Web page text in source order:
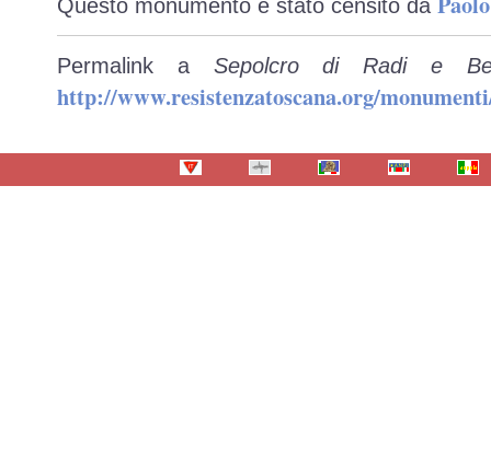
Questo monumento è stato censito da
Permalink a Sepolcro di Radi e
http://www.resistenzatoscana.org/